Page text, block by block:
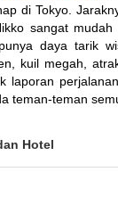
di Tokyo.
sangat
daya tarik
kuil megah,
laporan
teman-teman
Hotel